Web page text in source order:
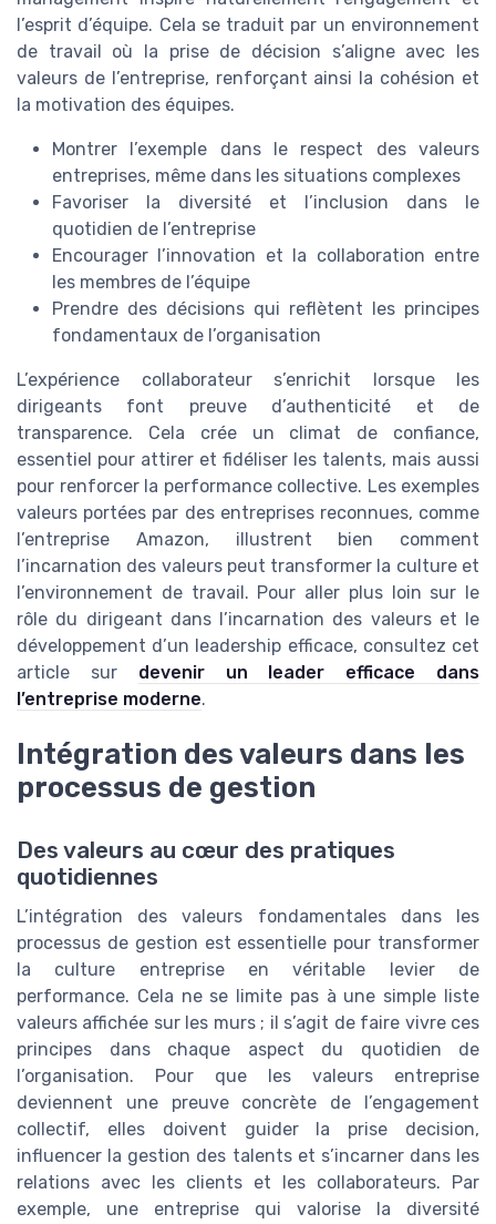
l’esprit d’équipe. Cela se traduit par un environnement
de travail où la prise de décision s’aligne avec les
valeurs de l’entreprise, renforçant ainsi la cohésion et
la motivation des équipes.
Montrer l’exemple dans le respect des valeurs
entreprises, même dans les situations complexes
Favoriser la diversité et l’inclusion dans le
quotidien de l’entreprise
Encourager l’innovation et la collaboration entre
les membres de l’équipe
Prendre des décisions qui reflètent les principes
fondamentaux de l’organisation
L’expérience collaborateur s’enrichit lorsque les
dirigeants font preuve d’authenticité et de
transparence. Cela crée un climat de confiance,
essentiel pour attirer et fidéliser les talents, mais aussi
pour renforcer la performance collective. Les exemples
valeurs portées par des entreprises reconnues, comme
l’entreprise Amazon, illustrent bien comment
l’incarnation des valeurs peut transformer la culture et
l’environnement de travail. Pour aller plus loin sur le
rôle du dirigeant dans l’incarnation des valeurs et le
développement d’un leadership efficace, consultez cet
article sur devenir un leader efficace dans
l’entreprise moderne.
Intégration des valeurs dans les
processus de gestion
Des valeurs au cœur des pratiques
quotidiennes
L’intégration des valeurs fondamentales dans les
processus de gestion est essentielle pour transformer
la culture entreprise en véritable levier de
performance. Cela ne se limite pas à une simple liste
valeurs affichée sur les murs ; il s’agit de faire vivre ces
principes dans chaque aspect du quotidien de
l’organisation. Pour que les valeurs entreprise
deviennent une preuve concrète de l’engagement
collectif, elles doivent guider la prise decision,
influencer la gestion des talents et s’incarner dans les
relations avec les clients et les collaborateurs. Par
exemple, une entreprise qui valorise la diversité